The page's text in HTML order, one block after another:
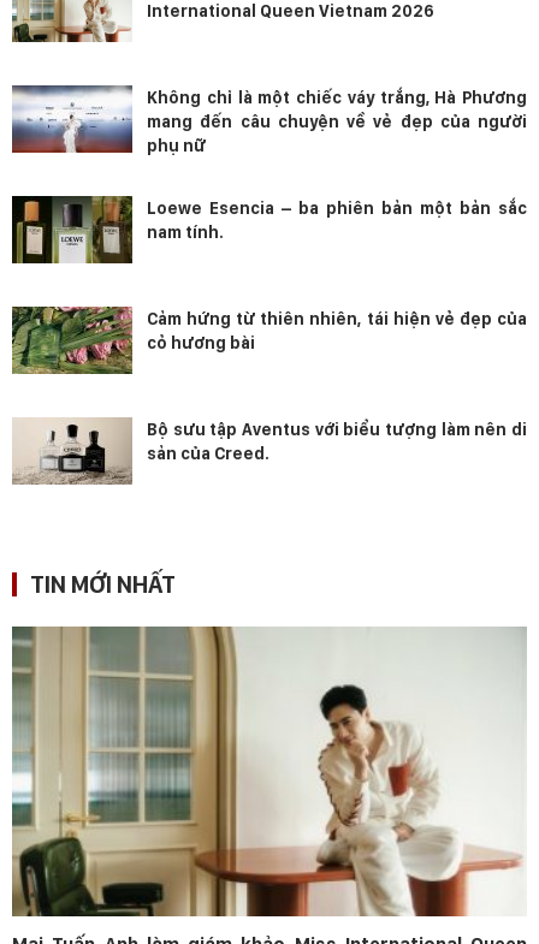
International Queen Vietnam 2026
Không chỉ là một chiếc váy trắng, Hà Phương
mang đến câu chuyện về vẻ đẹp của người
phụ nữ
Loewe Esencia – ba phiên bản một bản sắc
nam tính.
Cảm hứng từ thiên nhiên, tái hiện vẻ đẹp của
cỏ hương bài
Bộ sưu tập Aventus với biểu tượng làm nên di
sản của Creed.
TIN MỚI NHẤT